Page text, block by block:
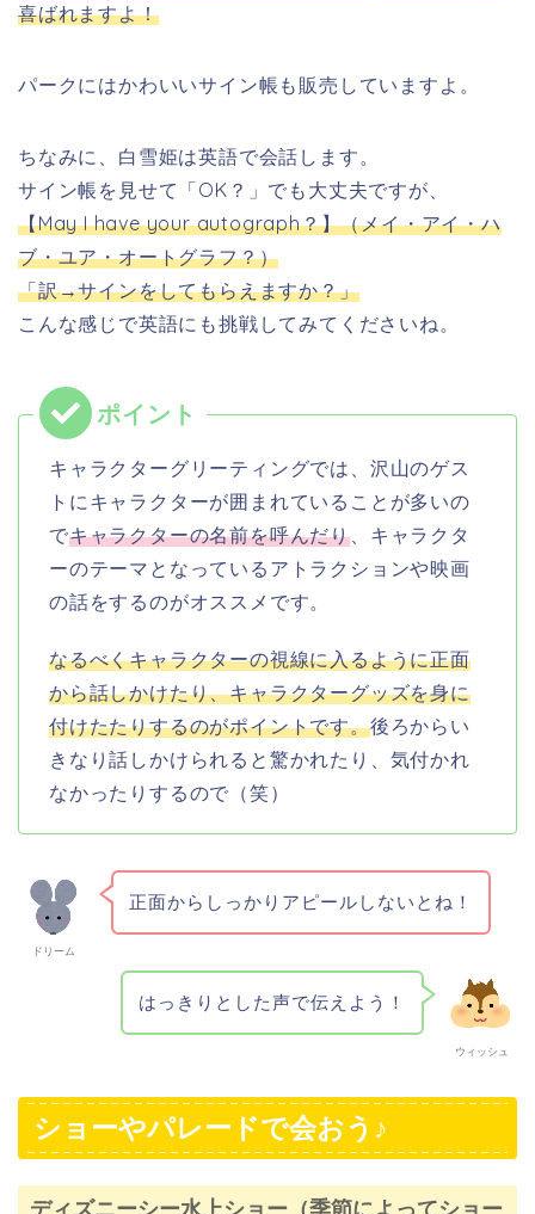
喜ばれますよ！
パークにはかわいいサイン帳も販売していますよ。
ちなみに、白雪姫は英語で会話します。
サイン帳を見せて「OK？」でも大丈夫ですが、
【May I have your autograph？】（メイ・アイ・ハ
ブ・ユア・オートグラフ？）
「訳→サインをしてもらえますか？」
こんな感じで英語にも挑戦してみてくださいね。
キャラクターグリーティングでは、沢山のゲス
トにキャラクターが囲まれていることが多いの
でキャラクターの名前を呼んだり、キャラクタ
ーのテーマとなっているアトラクションや映画
の話をするのがオススメです。
なるべくキャラクターの視線に入るように正面
から話しかけたり、キャラクターグッズを身に
付けたたりするのがポイントです。後ろからい
きなり話しかけられると驚かれたり、気付かれ
なかったりするので（笑）
ドリーム
正面からしっかりアピールしないとね！
ウィッシュ
はっきりとした声で伝えよう！
ショーやパレードで会おう♪